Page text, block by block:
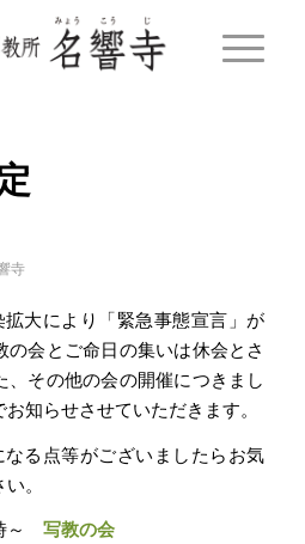
寺
大により「緊急事態宣言」が
会とご命日の集いは休会とさ
その他の会の開催につきまし
知らせさせていただきます。
る点等がございましたらお気
。
～ 写教の会